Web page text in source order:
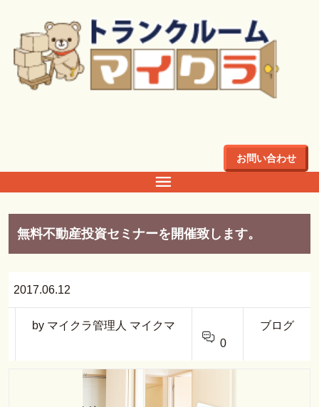
お問い合わせ
無料不動産投資セミナーを開催致します。
2017.06.12
by マイクラ管理人 マイクマ
0
ブログ